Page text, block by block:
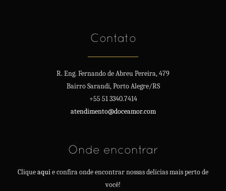
Contato
R. Eng. Fernando de Abreu Pereira, 479
Bairro Sarandi, Porto Alegre/RS
+55 51 3340.7414
atendimento@doceamor.com
Onde encontrar
Cliqueaquie confira onde encontrar nossas delícias mais perto de
você!